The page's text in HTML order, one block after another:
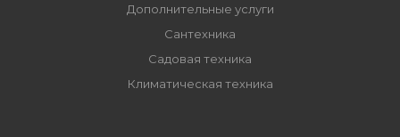
Дополнительные услуги
Сантехника
Садовая техника
Климатическая техника